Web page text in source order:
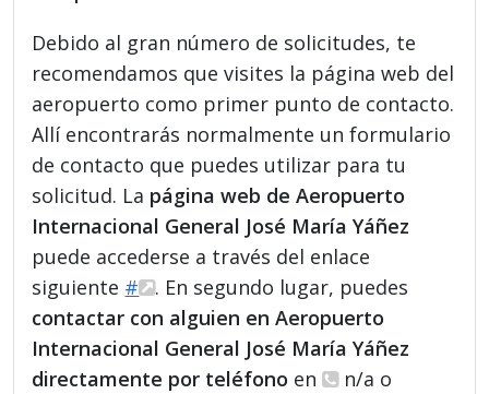
Debido al gran número de solicitudes, te
recomendamos que visites la página web del
aeropuerto como primer punto de contacto.
Allí encontrarás normalmente un formulario
de contacto que puedes utilizar para tu
solicitud. La página web de Aeropuerto
Internacional General José María Yáñez
puede accederse a través del enlace
siguiente #
. En segundo lugar, puedes
contactar con alguien en Aeropuerto
Internacional General José María Yáñez
directamente por teléfono en
n/a o